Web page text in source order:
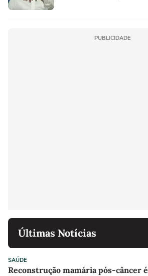
PUBLICIDADE
Últimas Notícias
SAÚDE
Reconstrução mamária pós-câncer é